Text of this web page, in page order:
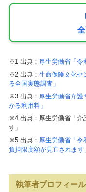
※1 出典： 厚生労働省「令
※2 出典： 生命保険文化セ
る全国実態調査」
※3 出典： 厚生労働省介護
かる利用料」
※4 出典：厚生労働省「介
す」
※5 出典： 厚生労働省「令
負担限度額が見直されます
執筆者プロフィール